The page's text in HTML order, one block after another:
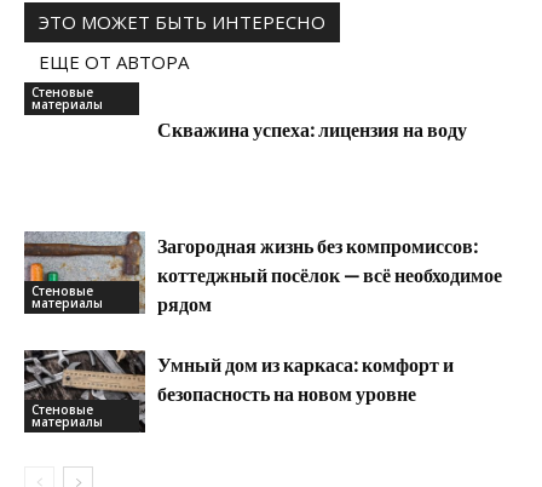
ЭТО МОЖЕТ БЫТЬ ИНТЕРЕСНО
ЕЩЕ ОТ АВТОРА
Стеновые
материалы
Скважина успеха: лицензия на воду
Стеновые
материалы
Загородная жизнь без компромиссов:
коттеджный посёлок — всё необходимое
рядом
Стеновые
материалы
Умный дом из каркаса: комфорт и
безопасность на новом уровне